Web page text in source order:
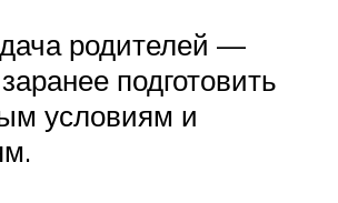
родителей —
подготовить
условиям и